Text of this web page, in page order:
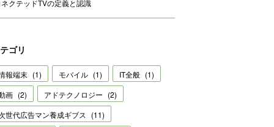
ネクテッドTVの定義と認識
ゴリ
報端末 (1) モバイル (1) IT全般 (1)
画 (2) アドテクノロジー (2)
世代広告マン養成ギブス
(11)